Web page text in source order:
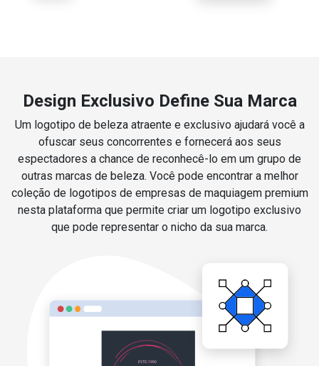
Design Exclusivo Define Sua Marca
Um logotipo de beleza atraente e exclusivo ajudará você a
ofuscar seus concorrentes e fornecerá aos seus
espectadores a chance de reconhecê-lo em um grupo de
outras marcas de beleza. Você pode encontrar a melhor
coleção de logotipos de empresas de maquiagem premium
nesta plataforma que permite criar um logotipo exclusivo
que pode representar o nicho da sua marca.